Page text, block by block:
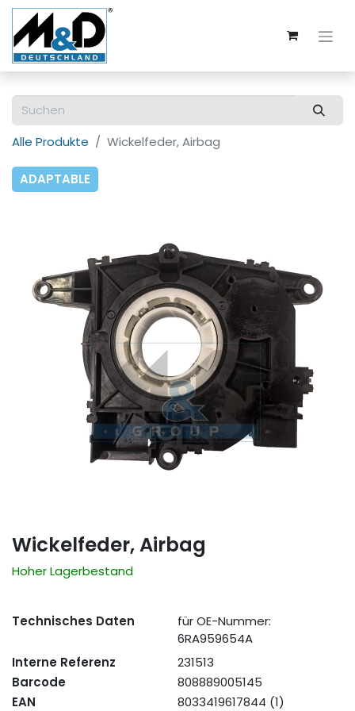
Alle Produkte Wickelfeder, Airbag
ADAPTABLE
Wickelfeder, Airbag
Hoher Lagerbestand
Technisches Daten
für OE-Nummer:
6RA959654A
Interne Referenz
231513
Barcode
808889005145
EAN
8033419617844 (1)